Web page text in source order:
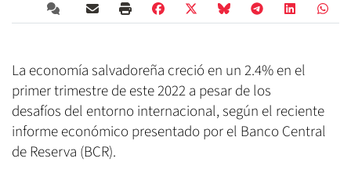
La economía salvadoreña creció en un 2.4% en el
primer trimestre de este 2022 a pesar de los
desafíos del entorno internacional, según el reciente
informe económico presentado por el Banco Central
de Reserva (BCR).